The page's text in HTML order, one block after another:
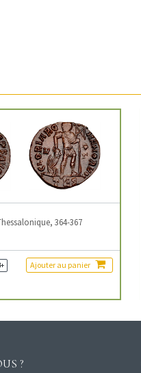
364-367
Ajouter au panier
?